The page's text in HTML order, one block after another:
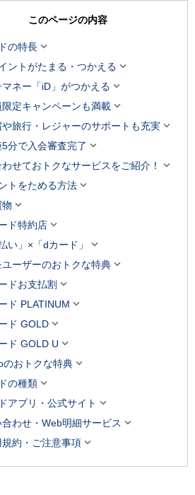
このページの内容
の特長
ントがたまる・つかえる 
マネー「iD」がつかえる 
限定キャンペーンも満載
や旅行・レジャーのサポートも充実
分で入会審査完了 
せておトクなサービスをご紹介！ 
トをためる方法
物 
ド特約店
い」×「dカード」 
ユーザーのおトクな特典
ドお支払割
ド PLATINUM 
ド GOLD
ド GOLD U 
のおトクな特典
の種類
アプリ・公式サイト 
合わせ・Web明細サービス 
規約・ご注意事項